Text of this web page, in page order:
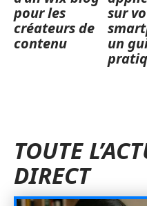
pour les
créateurs de
contenu
sur
un
TOUTE
DIRECT